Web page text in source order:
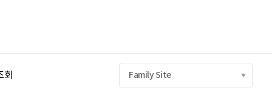
회 Family Site